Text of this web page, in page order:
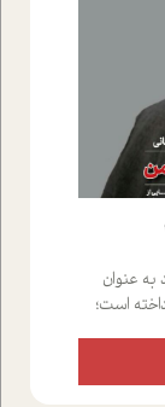
عنوان
است؛
کرده ایم